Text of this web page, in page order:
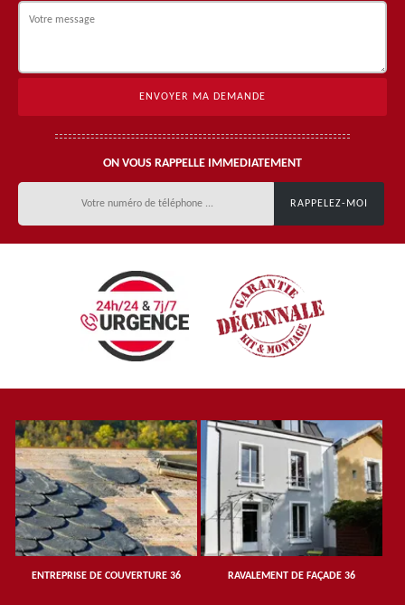
ON VOUS RAPPELLE IMMEDIATEMENT
ENTREPRISE DE COUVERTURE 36 RAVALEMENT DE FAÇADE 36